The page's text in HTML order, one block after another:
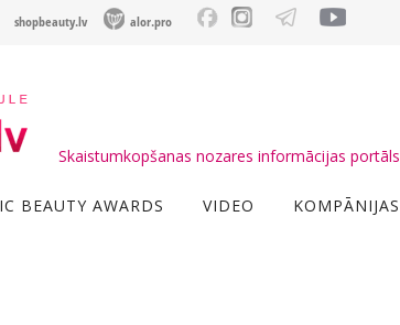
shopbeauty.lv alor.pro
Skaistumkopšanas nozares informācijas portāls
BEAUTY AWARDS VIDEO KOMPĀNIJAS